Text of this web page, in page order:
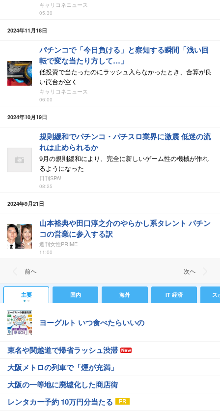
キャリコネニュース
05:30
2024年11月18日
パチンコで「今日負ける」と察知する瞬間「浅い回
転で変な当たり方して…」
低投資で当たったのにラッシュ入らなかったとき、合算が良
い罠台が空く
キャリコネニュース
06:00
2024年10月19日
規則緩和でパチンコ・パチスロ業界に激震 低迷の流
れは止められるか
9月の規則緩和により、完全に新しいゲーム性の機械が作れ
るようになった
日刊SPA!
08:25
2024年9月21日
山本裕典や田口淳之介のやらかし系タレント パチン
コの営業に参入する訳
週刊女性PRIME
11:00
前ヘ 次ヘ
主要 国内 海外 IT 経済 ス
ヨーグルト いつ食べたらいいの
東名や関越道で帰省ラッシュ渋滞
大阪メトロの列車で「煙が充満」
大阪の一等地に廃墟化した商店街
レンタカー予約 10万円分当たる